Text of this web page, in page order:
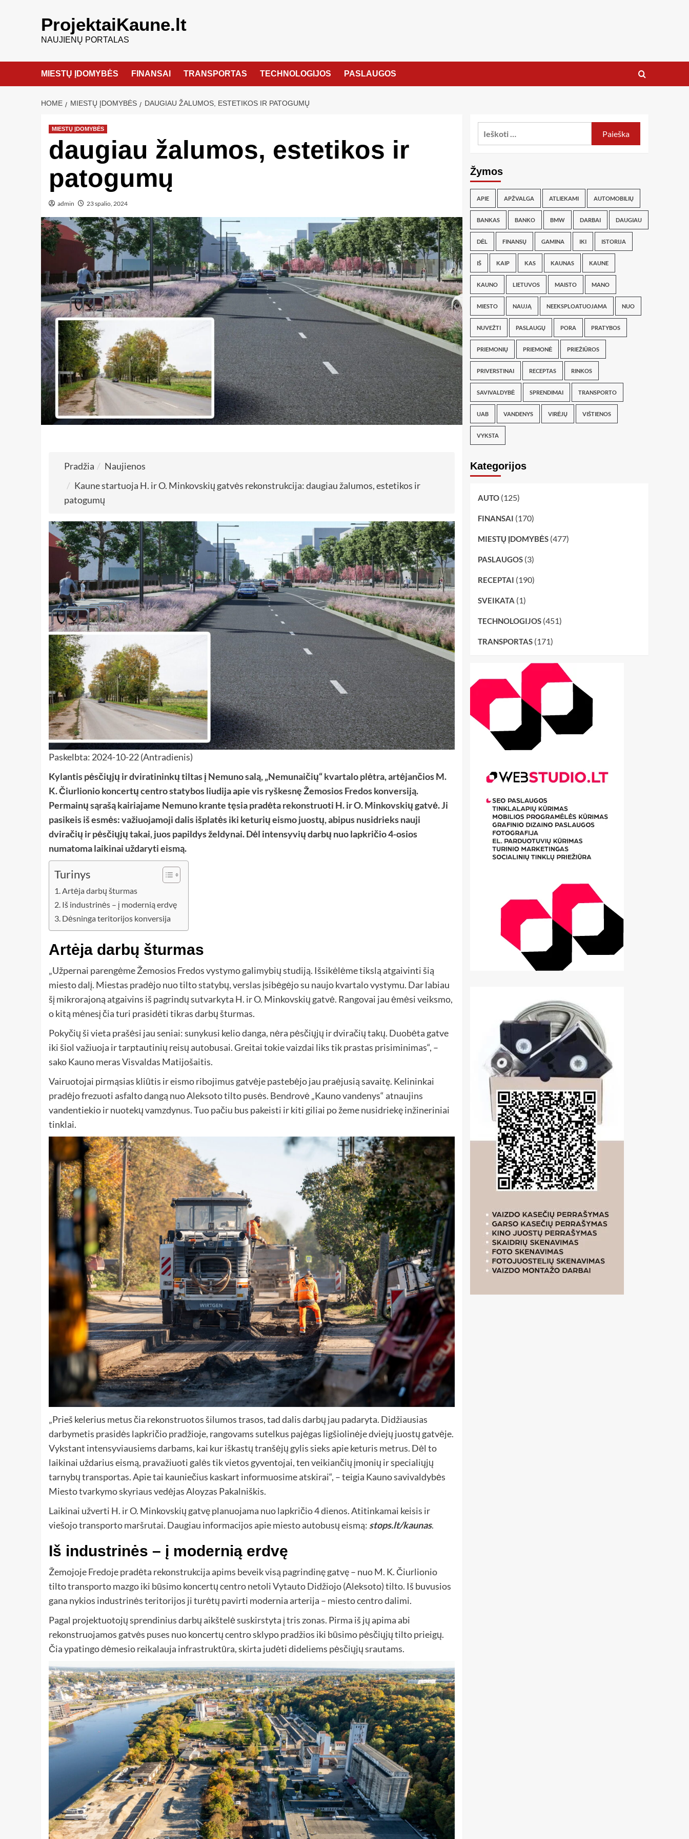
ProjektaiKaune.lt
NAUJIENŲ PORTALAS
MIESTŲ ĮDOMYBĖS FINANSAI TRANSPORTAS TECHNOLOGIJOS PASLAUGOS
HOME MIESTŲ ĮDOMYBĖS DAUGIAU ŽALUMOS, ESTETIKOS IR PATOGUMŲ
MIESTŲ ĮDOMYBĖS
daugiau žalumos, estetikos ir
patogumų
admin 23 spalio, 2024
Pradžia
Naujienos
Kaune startuoja H. ir O. Minkovskių gatvės rekonstrukcija: daugiau žalumos, estetikos ir
patogumų
Paskelbta: 2024-10-22 (Antradienis)
Kylantis pėsčiųjų ir dviratininkų tiltas į Nemuno salą, „Nemunaičių“ kvartalo plėtra, artėjančios M.
K. Čiurlionio koncertų centro statybos liudija apie vis ryškesnę Žemosios Fredos konversiją.
Permainų sąrašą kairiajame Nemuno krante tęsia pradėta rekonstruoti H. ir O. Minkovskių gatvė. Ji
pasikeis iš esmės: važiuojamoji dalis išplatės iki keturių eismo juostų, abipus nusidrieks nauji
dviračių ir pėsčiųjų takai, juos papildys želdynai. Dėl intensyvių darbų nuo lapkričio 4-osios
numatoma laikinai uždaryti eismą.
Turinys
Artėja darbų šturmas
Iš industrinės – į modernią erdvę
Dėsninga teritorijos konversija
Artėja darbų šturmas
„Užpernai parengėme Žemosios Fredos vystymo galimybių studiją. Išsikėlėme tikslą atgaivinti šią
miesto dalį. Miestas pradėjo nuo tilto statybų, verslas įsibėgėjo su naujo kvartalo vystymu. Dar labiau
šį mikrorajoną atgaivins iš pagrindų sutvarkyta H. ir O. Minkovskių gatvė. Rangovai jau ėmėsi veiksmo,
o kitą mėnesį čia turi prasidėti tikras darbų šturmas.
Pokyčių ši vieta prašėsi jau seniai: sunykusi kelio danga, nėra pėsčiųjų ir dviračių takų. Duobėta gatve
iki šiol važiuoja ir tarptautinių reisų autobusai. Greitai tokie vaizdai liks tik prastas prisiminimas“, –
sako Kauno meras Visvaldas Matijošaitis.
Vairuotojai pirmąsias kliūtis ir eismo ribojimus gatvėje pastebėjo jau praėjusią savaitę. Kelininkai
pradėjo frezuoti asfalto dangą nuo Aleksoto tilto pusės. Bendrovė „Kauno vandenys“ atnaujins
vandentiekio ir nuotekų vamzdynus. Tuo pačiu bus pakeisti ir kiti giliai po žeme nusidriekę inžineriniai
tinklai.
„Prieš kelerius metus čia rekonstruotos šilumos trasos, tad dalis darbų jau padaryta. Didžiausias
darbymetis prasidės lapkričio pradžioje, rangovams sutelkus pajėgas ligšiolinėje dviejų juostų gatvėje.
Vykstant intensyviausiems darbams, kai kur iškastų tranšėjų gylis sieks apie keturis metrus. Dėl to
laikinai uždarius eismą, pravažiuoti galės tik vietos gyventojai, ten veikiančių įmonių ir specialiųjų
tarnybų transportas. Apie tai kauniečius kaskart informuosime atskirai“, – teigia Kauno savivaldybės
Miesto tvarkymo skyriaus vedėjas Aloyzas Pakalniškis.
Laikinai užverti H. ir O. Minkovskių gatvę planuojama nuo lapkričio 4 dienos. Atitinkamai keisis ir
viešojo transporto maršrutai. Daugiau informacijos apie miesto autobusų eismą: stops.lt/kaunas.
Iš industrinės – į modernią erdvę
Žemojoje Fredoje pradėta rekonstrukcija apims beveik visą pagrindinę gatvę – nuo M. K. Čiurlionio
tilto transporto mazgo iki būsimo koncertų centro netoli Vytauto Didžiojo (Aleksoto) tilto. Iš buvusios
gana nykios industrinės teritorijos ji turėtų pavirti modernia arterija – miesto centro dalimi.
Pagal projektuotojų sprendinius darbų aikštelė suskirstyta į tris zonas. Pirma iš jų apima abi
rekonstruojamos gatvės puses nuo koncertų centro sklypo pradžios iki būsimo pėsčiųjų tilto prieigų.
Čia ypatingo dėmesio reikalauja infrastruktūra, skirta judėti dideliems pėsčiųjų srautams.
Žymos
APIE APŽVALGA ATLIEKAMI AUTOMOBILIŲ
BANKAS BANKO BMW DARBAI DAUGIAU
DĖL FINANSŲ GAMINA IKI ISTORIJA
IŠ KAIP KAS KAUNAS KAUNE
KAUNO LIETUVOS MAISTO MANO
MIESTO NAUJĄ NEEKSPLOATUOJAMA NUO
NUVEŽTI PASLAUGŲ PORA PRATYBOS
PRIEMONIŲ PRIEMONĖ PRIEŽIŪROS
PRIVERSTINAI RECEPTAS RINKOS
SAVIVALDYBĖ SPRENDIMAI TRANSPORTO
UAB VANDENYS VIRĖJŲ VIŠTIENOS
VYKSTA
Kategorijos
AUTO(125)
FINANSAI (170)
MIESTŲ ĮDOMYBĖS(477)
PASLAUGOS(3)
RECEPTAI (190)
SVEIKATA (1)
TECHNOLOGIJOS(451)
TRANSPORTAS(171)